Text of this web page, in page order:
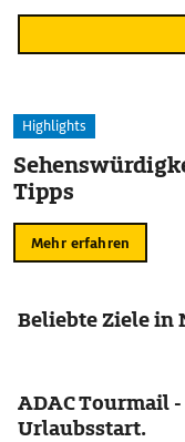
Highlights
Tipps
Mehr erfahren
Beliebte Ziele in
ADAC Tourmail
Urlaubsstart.